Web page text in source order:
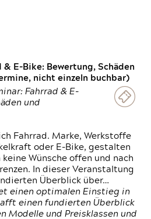
& E-Bike: Bewertung, Schäden
nicht einzeln buchbar)
Fahrrad & E-
und
Fahrrad. Marke, Werkstoffe
oder E-Bike, gestalten
Wünsche offen und nach
In dieser Veranstaltung
Überblick über…
einen optimalen Einstieg in
einen fundierten Überblick
Modelle und Preisklassen und